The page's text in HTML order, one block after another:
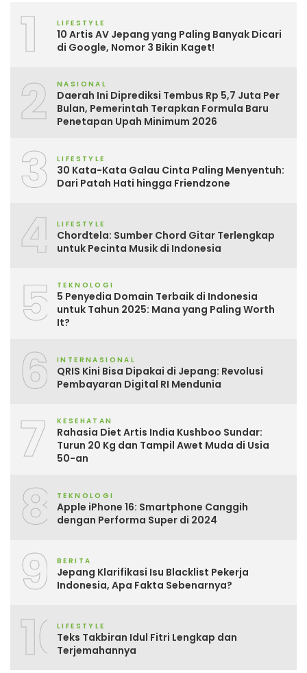
1 LIFESTYLE
10 Artis AV Jepang yang Paling Banyak Dicari
di Google, Nomor 3 Bikin Kaget!
2 NASIONAL
Daerah Ini Diprediksi Tembus Rp 5,7 Juta Per
Bulan, Pemerintah Terapkan Formula Baru
Penetapan Upah Minimum 2026
3 LIFESTYLE
30 Kata-Kata Galau Cinta Paling Menyentuh:
Dari Patah Hati hingga Friendzone
4 LIFESTYLE
Chordtela: Sumber Chord Gitar Terlengkap
untuk Pecinta Musik di Indonesia
5 TEKNOLOGI
5 Penyedia Domain Terbaik di Indonesia
untuk Tahun 2025: Mana yang Paling Worth
It?
6 INTERNASIONAL
QRIS Kini Bisa Dipakai di Jepang: Revolusi
Pembayaran Digital RI Mendunia
7 KESEHATAN
Rahasia Diet Artis India Kushboo Sundar:
Turun 20 Kg dan Tampil Awet Muda di Usia
50-an
8 TEKNOLOGI
Apple iPhone 16: Smartphone Canggih
dengan Performa Super di 2024
9 BERITA
Jepang Klarifikasi Isu Blacklist Pekerja
Indonesia, Apa Fakta Sebenarnya?
10LIFESTYLE
Teks Takbiran Idul Fitri Lengkap dan
Terjemahannya